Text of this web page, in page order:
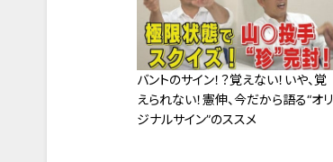
バントのサイン！？覚えない！いや、覚
えられない！憲伸、今だから語る“オリ
ジナルサイン”のススメ